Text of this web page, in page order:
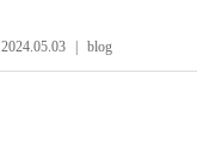
2024.05.03 blog